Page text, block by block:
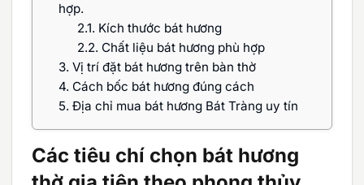
hợp.
2.1. Kích thước bát hương
2.2. Chất liệu bát hương phù hợp
3. Vị trí đặt bát hương trên bàn thờ
4. Cách bốc bát hương đúng cách
5. Địa chỉ mua bát hương Bát Tràng uy tín
Các tiêu chí chọn bát hương